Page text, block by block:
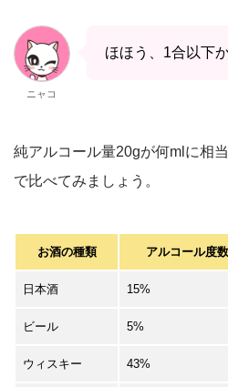
ニャコ
ほほう、1合以下
純アルコール量20gが何mlに相
で比べてみましょう。
お酒の種類 アルコール度数
日本酒 15%
ビール 5%
ウィスキー 43%